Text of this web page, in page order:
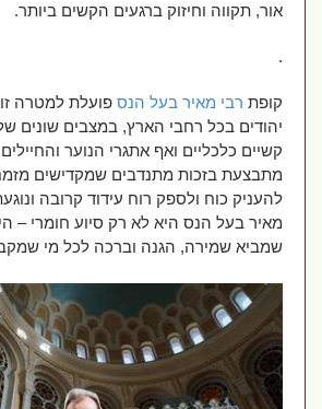
אור, תקווה וחיזוק ברגעים הקשים ביותר.
קופתרבי מאיר בעל הנס פועלת למטרה זו:
יהודים בכל רחבי הארץ, במצבים שונים של
קשיים כלכליים ואף אתגרי הנוער והחיילים.
מתבצעת בזכות מתנדבים שמקדישים מזמנם
להעניק כוח ולספק רוח עידוד קרובה
מאיר בעל הנס היא לא רק סיוע חומרי – היא
שמביא שמירה, הגנה וברכה לכל מי